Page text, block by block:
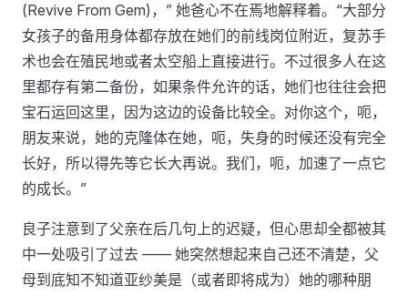
(Revive From Gem)，” 她爸心不在焉地解释着。“大部分
女孩子的备用身体都存放在她们的前线岗位附近，复苏手
术也会在殖民地或者太空船上直接进行。不过很多人在这
里都存有第二备份，如果条件允许的话，她们也往往会把
宝石运回这里，因为这边的设备比较全。对你这个，呃，
朋友来说，她的克隆体在她，呃，失身的时候还没有完全
长好，所以得先等它长大再说。我们，呃，加速了一点它
的成长。”
良子注意到了父亲在后几句上的迟疑，但心思却全都被其
中一处吸引了过去 —— 她突然想起来自己还不清楚，父
母到底知不知道亚纱美是（或者即将成为）她的哪种朋